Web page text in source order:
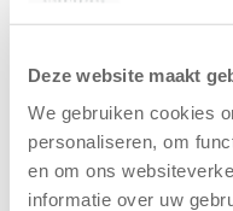
Deze website maakt
We gebruiken cookies
personaliseren, om
en om ons
informatie over uw